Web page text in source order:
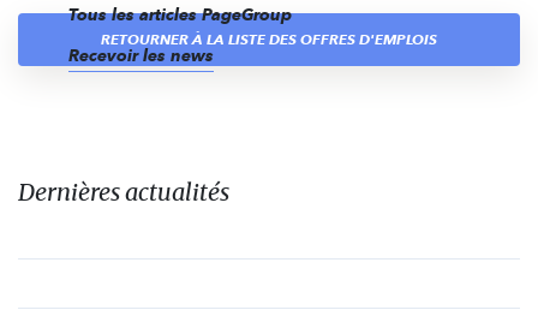
Tous les articles PageGroup
Recevoir les news
RETOURNER À LA LISTE DES OFFRES D'EMPLOIS
Dernières actualités